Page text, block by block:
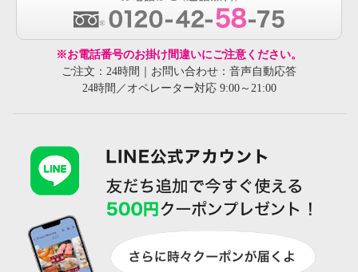
※お電話番号のお掛け間違いにご注意ください。
ご注文：24時間｜お問い合わせ：音声自動応答
24時間／オペレーター対応 9:00～21:00